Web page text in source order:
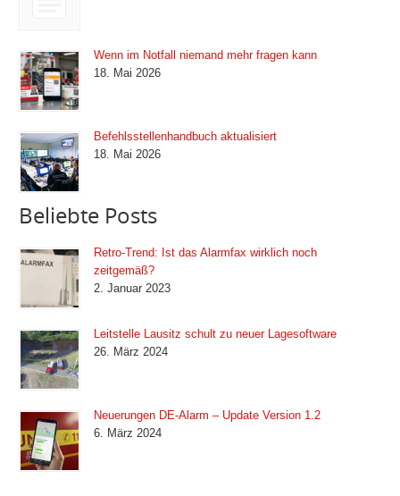
Wenn im Notfall niemand mehr fragen kann
18. Mai 2026
Befehlsstellenhandbuch aktualisiert
18. Mai 2026
Beliebte Posts
Retro-Trend: Ist das Alarmfax wirklich noch
zeitgemäß?
2. Januar 2023
Leitstelle Lausitz schult zu neuer Lagesoftware
26. März 2024
Neuerungen DE-Alarm – Update Version 1.2
6. März 2024